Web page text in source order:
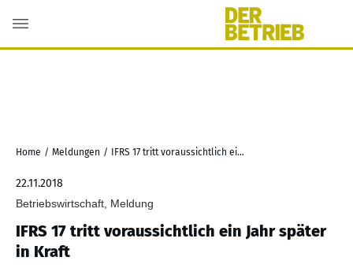
Home / Meldungen / IFRS 17 tritt voraussichtlich ein Jahr später in Kraft
22.11.2018
Betriebswirtschaft, Meldung
IFRS 17 tritt voraussichtlich ein Jahr später
in Kraft